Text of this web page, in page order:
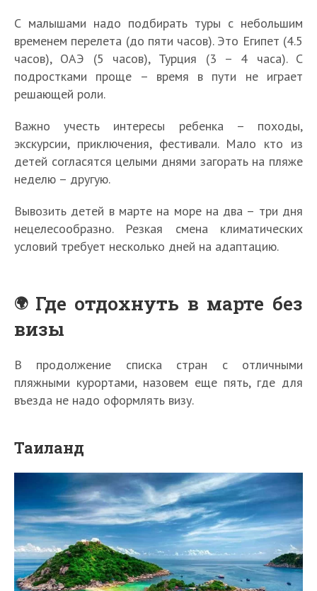
С малышами надо подбирать туры с небольшим
временем перелета (до пяти часов). Это Египет (4.5
часов), ОАЭ (5 часов), Турция (3 – 4 часа). С
подростками проще – время в пути не играет
решающей роли.
Важно учесть интересы ребенка – походы,
экскурсии, приключения, фестивали. Мало кто из
детей согласятся целыми днями загорать на пляже
неделю – другую.
Вывозить детей в марте на море на два – три дня
нецелесообразно. Резкая смена климатических
условий требует несколько дней на адаптацию.
Где отдохнуть в марте без
визы
В продолжение списка стран с отличными
пляжными курортами, назовем еще пять, где для
въезда не надо оформлять визу.
Таиланд